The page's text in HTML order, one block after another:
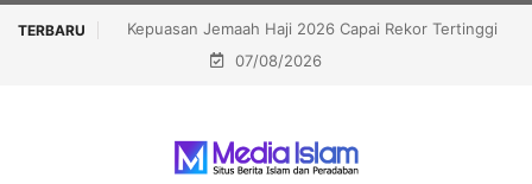
TERBARU
Tertinggi
Bongkar Siasat Israel Musnahkan Kamp Pengungsi,
OKI Kecam Serangan di Yerusalem
07/08/2026